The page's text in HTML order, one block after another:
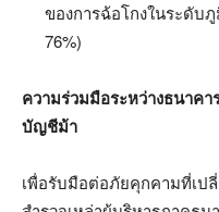
ของการฉ้อโกงในระดับ
76%)
ความร่วมมือระหว่างธนาคา
บัญชีม้า
เพื่อรับมือต่อภัยคุกคามที่เป